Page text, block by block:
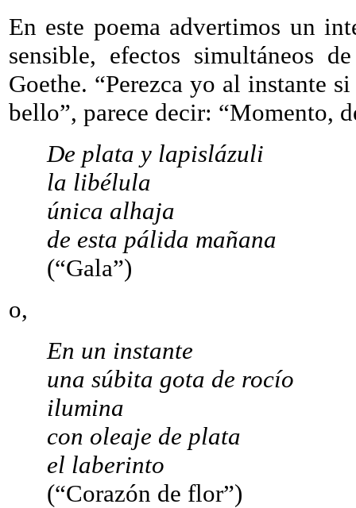
En este poema advertimos un
sensible, efectos simultáneos
Goethe. “Perezca yo al instante
bello”, parece decir: “Momento,
De plata y lapislázuli
la libélula
única alhaja
de esta pálida mañana
(“Gala”)
o,
En un instante
una súbita gota de rocío
ilumina
con oleaje de plata
el laberinto
(“Corazón de flor”)